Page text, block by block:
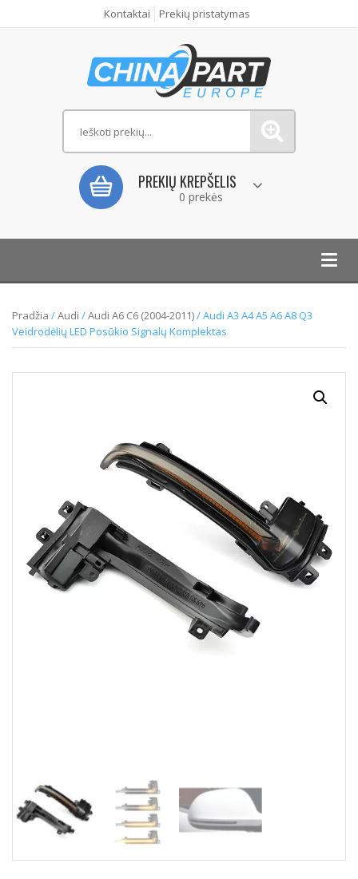
Kontaktai Prekių pristatymas
PREKIŲ KREPŠELIS
0 prekės
Pradžia /Audi /Audi A6 C6 (2004-2011)/ Audi A3 A4 A5 A6 A8 Q3
Veidrodėlių LED Posūkio Signalų Komplektas